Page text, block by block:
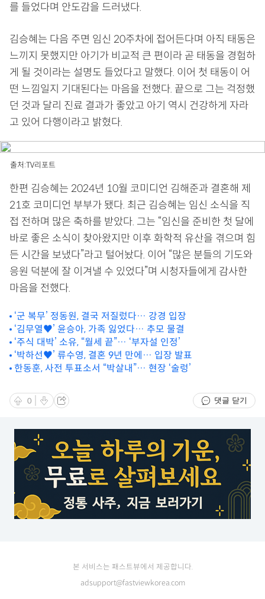
를 들었다며 안도감을 드러냈다.
김승혜는 다음 주면 임신 20주차에 접어든다며 아직 태동은
느끼지 못했지만 아기가 비교적 큰 편이라 곧 태동을 경험하
게 될 것이라는 설명도 들었다고 말했다. 이어 첫 태동이 어
떤 느낌일지 기대된다는 마음을 전했다. 끝으로 그는 걱정했
던 것과 달리 진료 결과가 좋았고 아기 역시 건강하게 자라
고 있어 다행이라고 밝혔다.
출처:TV리포트
한편 김승혜는 2024년 10월 코미디언 김해준과 결혼해 제
21호 코미디언 부부가 됐다. 최근 김승혜는 임신 소식을 직
접 전하며 많은 축하를 받았다. 그는 “임신을 준비한 첫 달에
바로 좋은 소식이 찾아왔지만 이후 화학적 유산을 겪으며 힘
든 시간을 보냈다”라고 털어놨다. 이어 “많은 분들의 기도와
응원 덕분에 잘 이겨낼 수 있었다”며 시청자들에게 감사한
마음을 전했다.
‘군 복무’ 정동원, 결국 저질렀다… 강경 입장
‘김무열♥’ 윤승아, 가족 잃었다… 추모 물결
‘주식 대박’ 소유, “월세 끝”… ‘부자설 인정’
‘박하선♥’ 류수영, 결혼 9년 만에… 입장 발표
한동훈, 사전 투표소서 “박살내”… 현장 ‘술렁’
0 댓글 닫기
본 서비스는 패스트뷰에서 제공합니다.
adsupport@fastviewkorea.com